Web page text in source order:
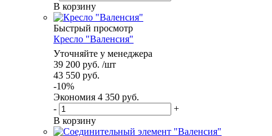
В корзину
Быстрый просмотр
Кресло "Валенсия"
Уточняйте у менеджера
39 200 руб. /шт
43 550 руб.
-10%
Экономия 4 350 руб.
-
+
В корзину